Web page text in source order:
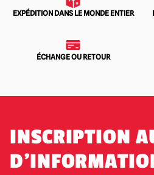
EXPÉDITION DANS LE MONDE ENTIER
ÉCHANGE OU RETOUR
INSCRIPTION